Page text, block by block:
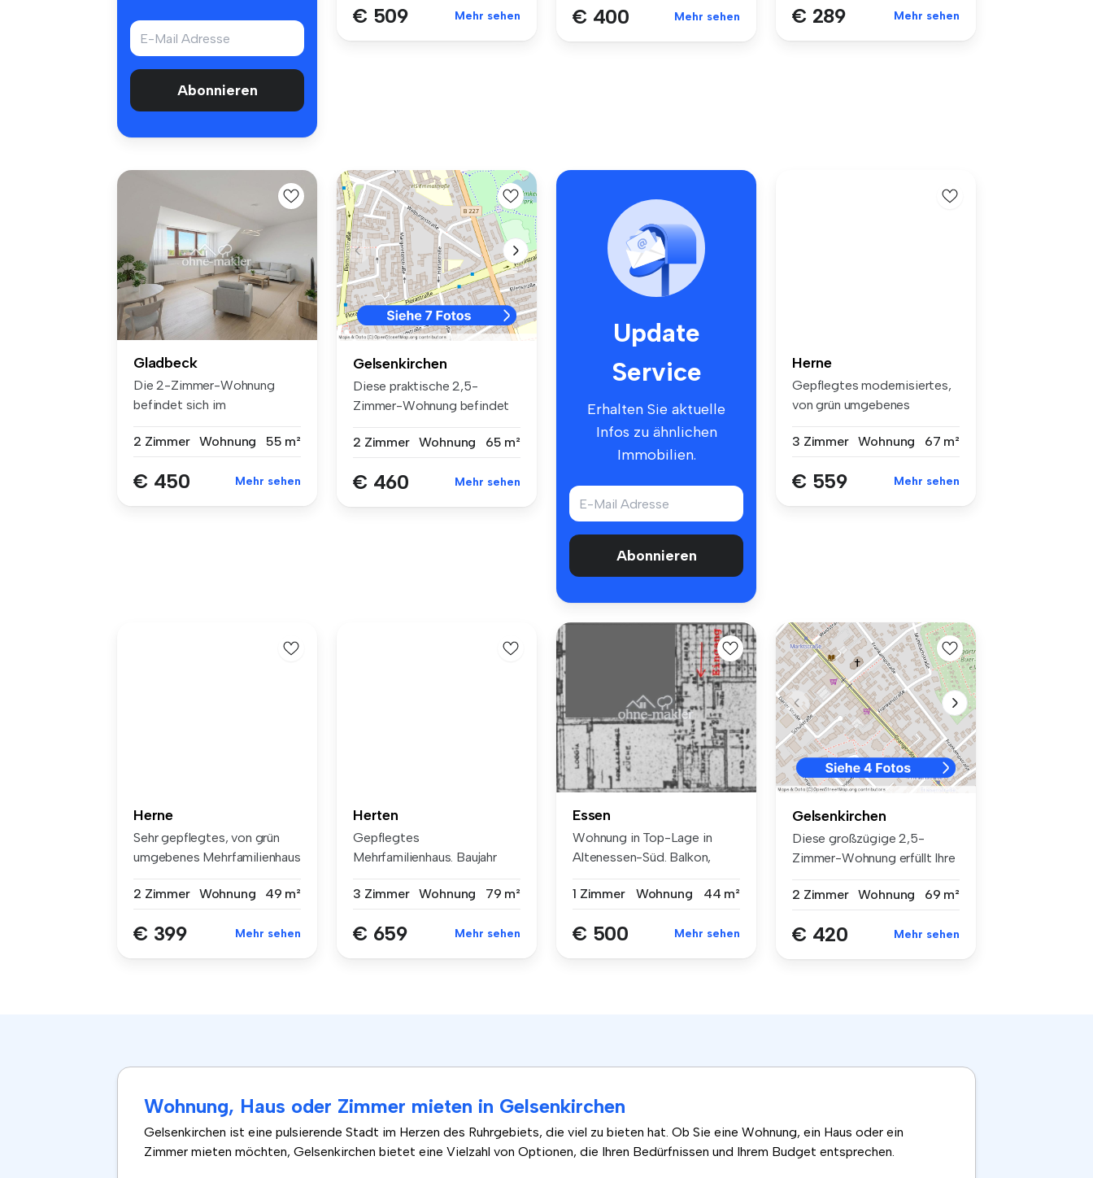
Abonnieren
€ 509 Mehr sehen € 400 Mehr sehen € 289 Mehr sehen
Gladbeck
Die 2-Zimmer-Wohnung
befindet sich im
2 Zimmer
Wohnung 55 m²
€ 450 Mehr sehen
Gelsenkirchen
Diese praktische 2,5-
Zimmer-Wohnung befindet
2 Zimmer
Wohnung 65 m²
€ 460 Mehr sehen
Update
Service
Erhalten Sie aktuelle
Infos zu ähnlichen
Immobilien.
Abonnieren
Herne
Gepflegtes modernisiertes,
von grün umgebenes
3 Zimmer
Wohnung 67 m²
€ 559 Mehr sehen
Herne
Sehr gepflegtes, von grün
umgebenes Mehrfamilienhaus
2 Zimmer Wohnung 49 m²
€ 399 Mehr sehen
Herten
Gepflegtes
Mehrfamilienhaus. Baujahr
3 Zimmer
Wohnung 79 m²
€ 659 Mehr sehen
Essen
Wohnung in Top-Lage in
Altenessen-Süd. Balkon,
1 Zimmer
Wohnung 44 m²
€ 500 Mehr sehen
Gelsenkirchen
Diese großzügige 2,5-
Zimmer-Wohnung erfüllt Ihre
2 Zimmer
Wohnung 69 m²
€ 420 Mehr sehen
Wohnung, Haus oder Zimmer mieten in Gelsenkirchen
Gelsenkirchen ist eine pulsierende Stadt im Herzen des Ruhrgebiets, die viel zu bieten hat. Ob Sie eine Wohnung, ein Haus oder ein
Zimmer mieten möchten, Gelsenkirchen bietet eine Vielzahl von Optionen, die Ihren Bedürfnissen und Ihrem Budget entsprechen.